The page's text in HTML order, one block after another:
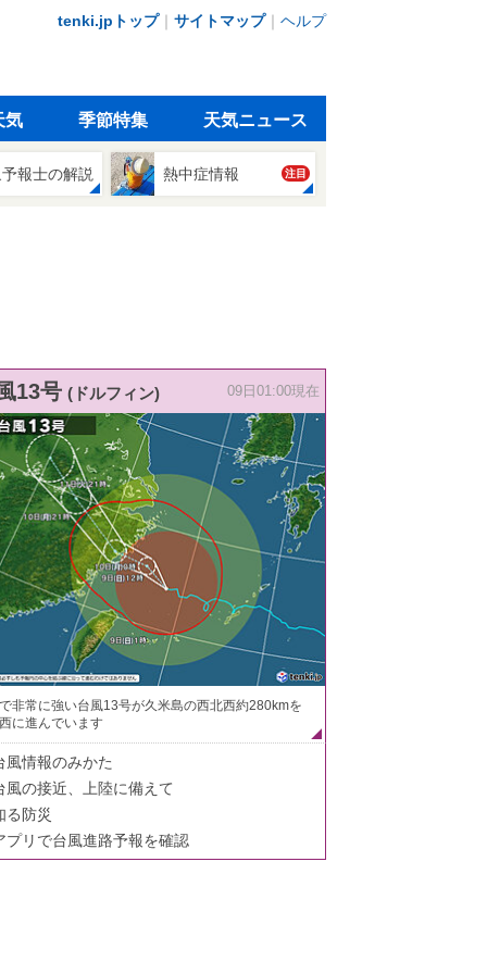
tenki.jpトップ｜ サイトマップ｜ ヘルプ
気 季節特集 天気ニュース
報士の解説 熱中症情報 注目
13号 (ドルフィン) 09日01:00現在
非常に強い台風13号が久米島の西北西約280kmを
に進んでいます
風情報のみかた
風の接近、上陸に備えて
る防災
プリで台風進路予報を確認